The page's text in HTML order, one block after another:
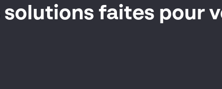
solutions faites pour